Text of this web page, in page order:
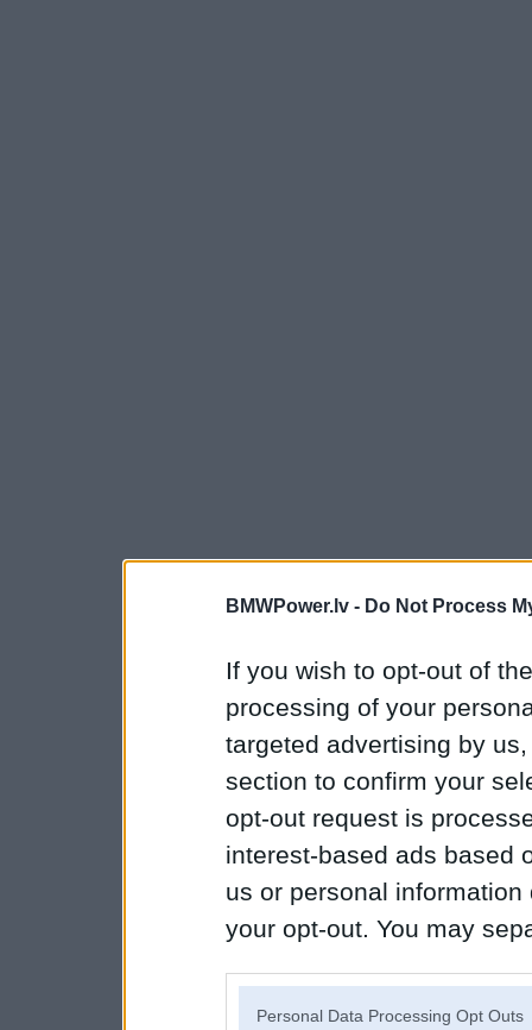
BMWPower.lv - Do Not Process
If you wish to opt-out of
processing of your
targeted advertising by
section to confirm your
opt-out request is
interest-based ads based
us or personal
your opt-out. You may
Personal Data Processing Opt Outs